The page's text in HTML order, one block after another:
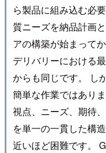
ら製品に組み込む必
質ニーズを納品計画
アの構築が始まって
デリバリーにおける
からも同じです。 し
簡単な作業ではあり
視点、ニーズ、期待
を単一の一貫した構
近いほど困難です。